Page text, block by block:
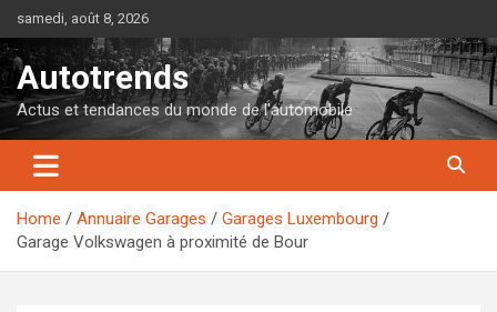
to
content
samedi, août 8, 2026
Autotrends
Actus et tendances du monde de l'automobile
Home Annuaire Garages
Garages Luxembourg
Garage Volkswagen à proximité de Bour